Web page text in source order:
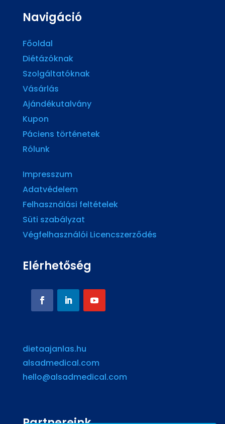
Navigáció
Főoldal
Diétázóknak
Szolgáltatóknak
Vásárlás
Ajándékutalvány
Kupon
Páciens történetek
Rólunk
Impresszum
Adatvédelem
Felhasználási feltételek
Süti szabályzat
Végfelhasználói Licencszerződés
Elérhetőség
dietaajanlas.hu
alsadmedical.com
hello@alsadmedical.com